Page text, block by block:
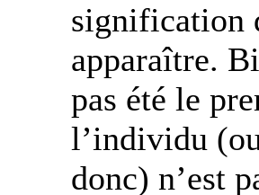
signification
apparaître.
pas été le
l’individu
donc) n’est